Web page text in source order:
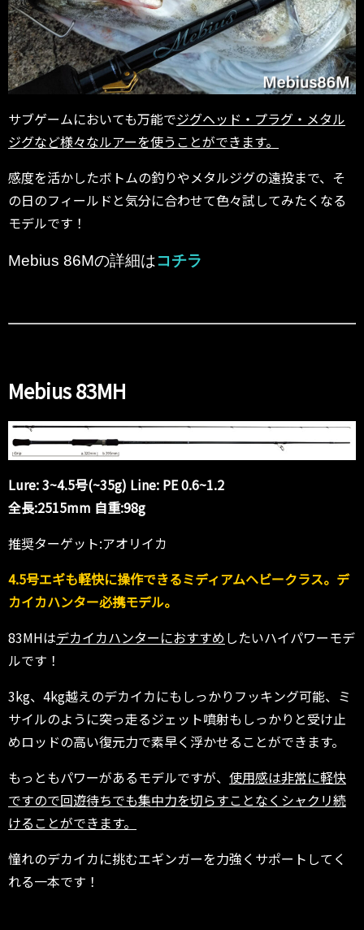
サブゲームにおいても万能でジグヘッド・プラグ・メタル
ジグなど様々なルアーを使うことができます。
感度を活かしたボトムの釣りやメタルジグの遠投まで、そ
の日のフィールドと気分に合わせて色々試してみたくなる
モデルです！
Mebius 86Mの詳細はコチラ
Mebius 83MH
Lure: 3~4.5号(~35g) Line: PE 0.6~1.2
全長:2515mm 自重:98g
推奨ターゲット:アオリイカ
4.5号エギも軽快に操作できるミディアムヘビークラス。デ
カイカハンター必携モデル。
83MHはデカイカハンターにおすすめ したいハイパワーモデ
ルです！
3kg、4kg越えのデカイカにもしっかりフッキング可能、ミ
サイルのように突っ走るジェット噴射もしっかりと受け止
めロッドの高い復元力で素早く浮かせることができます。
もっともパワーがあるモデルですが、 使用感は非常に軽快
ですので回遊待ちでも集中力を切らすことなくシャクリ続
けることができます。
憧れのデカイカに挑むエギンガーを力強くサポートしてく
れる一本です！